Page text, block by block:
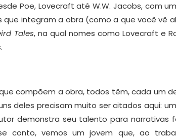
Poe, Lovecraft até W.W. Jacobs, com
que integram a obra (como a que você vê
Tales, na qual nomes como Lovecraft e
compõem a obra, todos têm, cada um
deles precisam muito ser citados aqui:
demonstra seu talento para narrativas
conto, vemos um jovem que, ao